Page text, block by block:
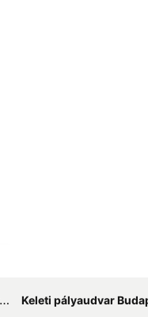
Keleti pályaudvar